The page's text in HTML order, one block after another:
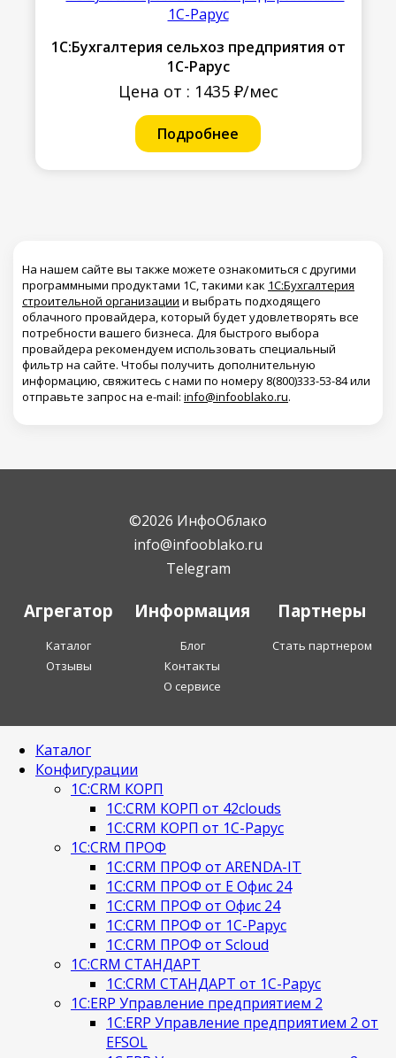
1С:Бухгалтерия сельхоз предприятия от
1С-Рарус
Цена от : 1435 ₽/мес
Подробнее
На нашем сайте вы также можете ознакомиться с другими
программными продуктами 1С, такими как 1С:Бухгалтерия
строительной организации и выбрать подходящего
облачного провайдера, который будет удовлетворять все
потребности вашего бизнеса. Для быстрого выбора
провайдера рекомендуем использовать специальный
фильтр на сайте. Чтобы получить дополнительную
информацию, свяжитесь с нами по номеру 8(800)333-53-84 или
отправьте запрос на e-mail: info@infooblako.ru.
Агрегатор
Каталог
Отзывы
Информация
Блог
Контакты
О сервисе
Партнеры
Стать партнером
©2026 ИнфоОблако
info@infooblako.ru
Telegram
Каталог
Конфигурации
1С:CRM КОРП
1С:CRM КОРП от 42clouds
1С:CRM КОРП от 1С-Рарус
1С:CRM ПРОФ
1С:CRM ПРОФ от ARENDA-IT
1С:CRM ПРОФ от Е Офис 24
1С:CRM ПРОФ от Офис 24
1С:CRM ПРОФ от 1С-Рарус
1С:CRM ПРОФ от Scloud
1С:CRM СТАНДАРТ
1С:CRM СТАНДАРТ от 1С-Рарус
1С:ERP Управление предприятием 2
1С:ERP Управление предприятием 2 от
EFSOL